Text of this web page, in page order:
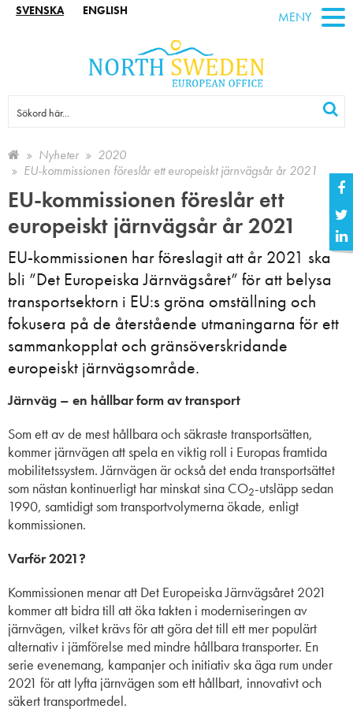
SVENSKA ENGLISH MENY
Nyheter
2020
EU-kommissionen föreslår ett europeiskt järnvägsår år 2021
EU-kommissionen föreslår ett
europeiskt järnvägsår år 2021
EU-kommissionen har föreslagit att år 2021 ska
bli ”Det Europeiska Järnvägsåret” för att belysa
transportsektorn i EU:s gröna omställning och
fokusera på de återstående utmaningarna för ett
sammankopplat och gränsöverskridande
europeiskt järnvägsområde.
Järnväg – en hållbar form av transport
Som ett av de mest hållbara och säkraste transportsätten,
kommer järnvägen att spela en viktig roll i Europas framtida
mobilitetssystem. Järnvägen är också det enda transportsättet
som nästan kontinuerligt har minskat sina CO2-utsläpp sedan
1990, samtidigt som transportvolymerna ökade, enligt
kommissionen.
Varför 2021?
Kommissionen menar att Det Europeiska Järnvägsåret 2021
kommer att bidra till att öka takten i moderniseringen av
järnvägen, vilket krävs för att göra det till ett mer populärt
alternativ i jämförelse med mindre hållbara transporter. En
serie evenemang, kampanjer och initiativ ska äga rum under
2021 för att lyfta järnvägen som ett hållbart, innovativt och
säkert transportmedel.